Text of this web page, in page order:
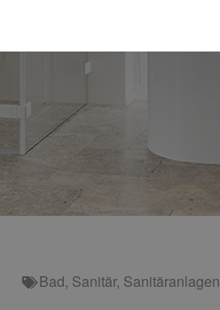
Bad, Sanitär, Sanitäranlagen